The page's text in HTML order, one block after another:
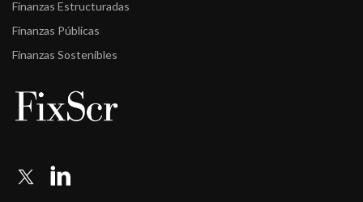
Finanzas Estructuradas
Finanzas Públicas
Finanzas Sostenibles